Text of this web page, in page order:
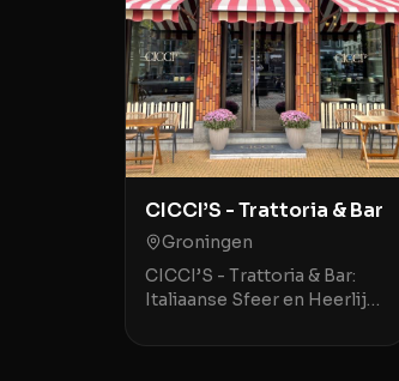
CICCI’S - Trattoria & Bar
Groningen
CICCI’S - Trattoria & Bar:
Italiaanse Sfeer en Heerlijke
CICCI’S - Trattoria & Bar aan